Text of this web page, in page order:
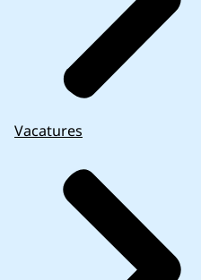
Vacatures